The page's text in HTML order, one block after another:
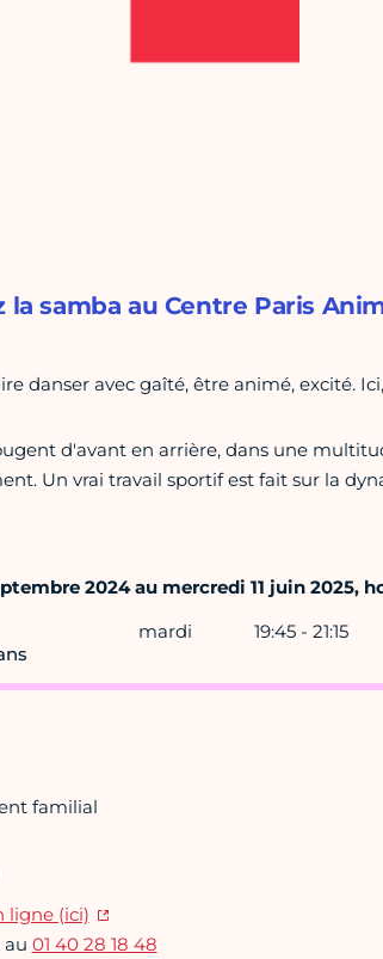
la samba au Centre Paris
danser avec gaîté, être animé, excité.
d'avant en arrière, dans une
Un vrai travail sportif est fait sur la
2024 au mercredi 11 juin 2025,
mardi 19:45 - 21:15
familial
ligne (ici)
au 01 40 28 18 48